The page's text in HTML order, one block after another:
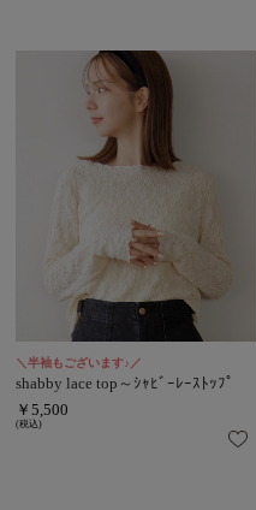
＼半袖もございます♪／
shabby lace top～ｼｬﾋﾞｰﾚｰｽﾄｯﾌﾟ
￥5,500
(税込)